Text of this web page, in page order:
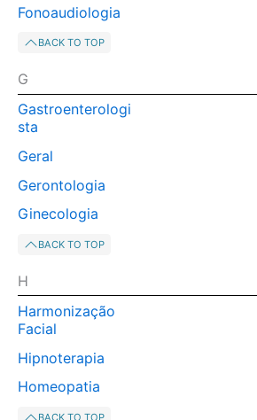
Fonoaudiologia
BACK TO TOP
G
Gastroenterologi
sta
Geral
Gerontologia
Ginecologia
BACK TO TOP
H
Harmonização
Facial
Hipnoterapia
Homeopatia